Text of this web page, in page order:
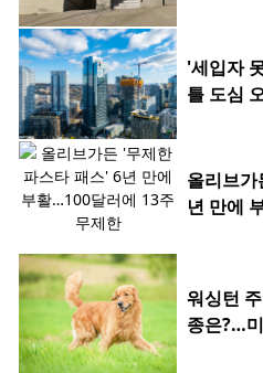
'세입자
틀 도심
올리브
년 만에
워싱턴
종은?…